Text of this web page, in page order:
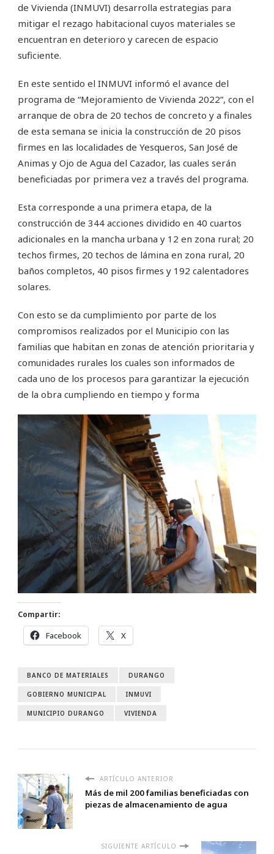
de Vivienda (INMUVI) desarrolla estrategias para
mitigar el rezago habitacional cuyos materiales se
encuentran en deterioro y carecen de espacio
suficiente.
En este sentido el INMUVI informó el avance del
programa de “Mejoramiento de Vivienda 2022”, con el
arranque de obra de 20 techos de concreto y a finales
de esta semana se inicia la construcción de 20 pisos
firmes en las localidades de Yesqueros, San José de
Animas y Ojo de Agua del Cazador, las cuales serán
beneficiadas por primera vez a través del programa.
Esta corresponde a una primera etapa, de la
construcción de 344 acciones dividido en 40 cuartos
adicionales en la mancha urbana y 12 en zona rural; 20
techos firmes, 20 techos de lámina en zona rural, 20
baños completos, 40 pisos firmes y 192 calentadores
solares.
Con esto se da cumplimiento por parte de los
compromisos realizados por el Municipio con las
familias que habitan en zonas de atención prioritaria y
comunidades rurales los cuales son informados de
cada uno de los procesos para garantizar la ejecución
de la obra cumpliendo en tiempo y forma
Compartir:
Facebook X
BANCO DE MATERIALES DURANGO
GOBIERNO MUNICIPAL INMUVI
MUNICIPIO DURANGO VIVIENDA
ARTÍCULO ANTERIOR
Más de mil 200 familias beneficiadas con
piezas de almacenamiento de agua
SIGUIENTE ARTÍCULO